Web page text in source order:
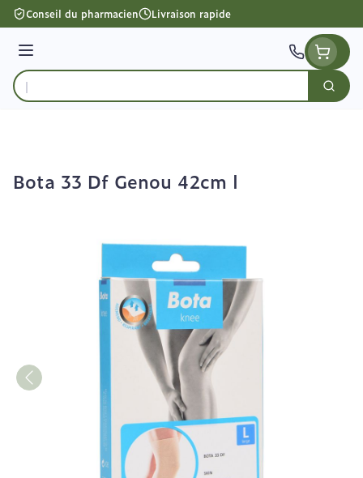
Aller au contenu
Conseil du pharmacien Livraison rapide
Menu
Rechercher
Bota 33 Df Genou 42cm l